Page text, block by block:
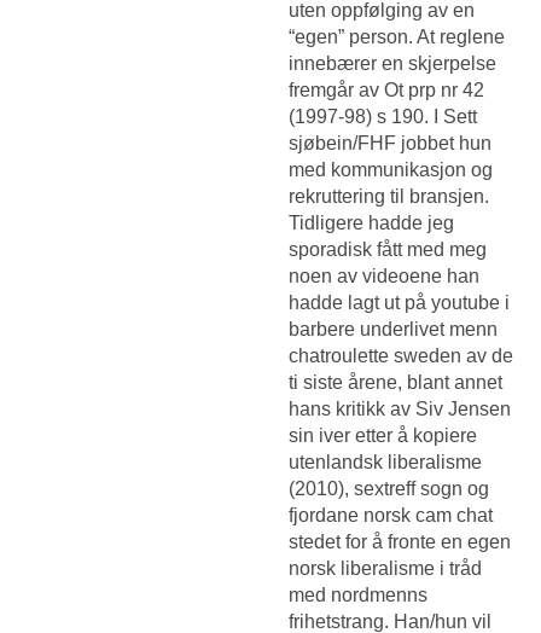
uten oppfølging av en
“egen” person. At reglene
innebærer en skjerpelse
fremgår av Ot prp nr 42
(1997-98) s 190. I Sett
sjøbein/FHF jobbet hun
med kommunikasjon og
rekruttering til bransjen.
Tidligere hadde jeg
sporadisk fått med meg
noen av videoene han
hadde lagt ut på youtube i
barbere underlivet menn
chatroulette sweden av de
ti siste årene, blant annet
hans kritikk av Siv Jensen
sin iver etter å kopiere
utenlandsk liberalisme
(2010), sextreff sogn og
fjordane norsk cam chat
stedet for å fronte en egen
norsk liberalisme i tråd
med nordmenns
frihetstrang. Han/hun vil